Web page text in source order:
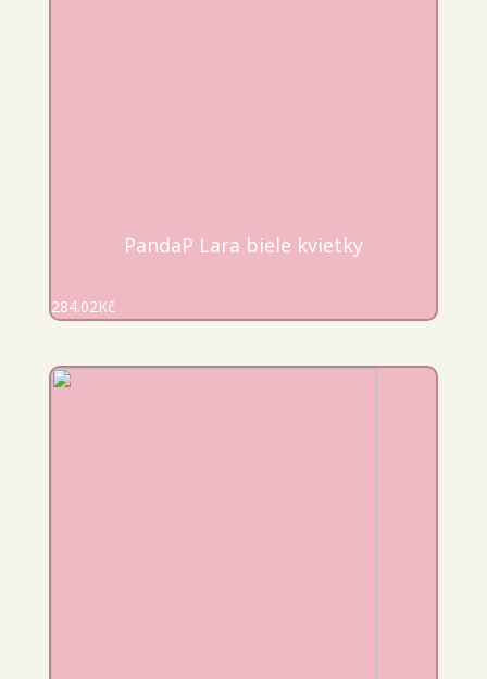
PandaP Lara biele kvietky
284.02Kč